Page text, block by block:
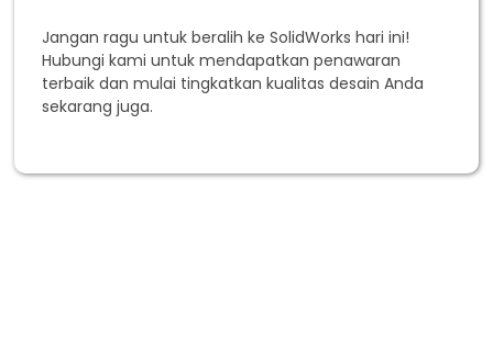
Jangan ragu untuk beralih ke SolidWorks hari ini!
Hubungi kami untuk mendapatkan penawaran
terbaik dan mulai tingkatkan kualitas desain Anda
sekarang juga.